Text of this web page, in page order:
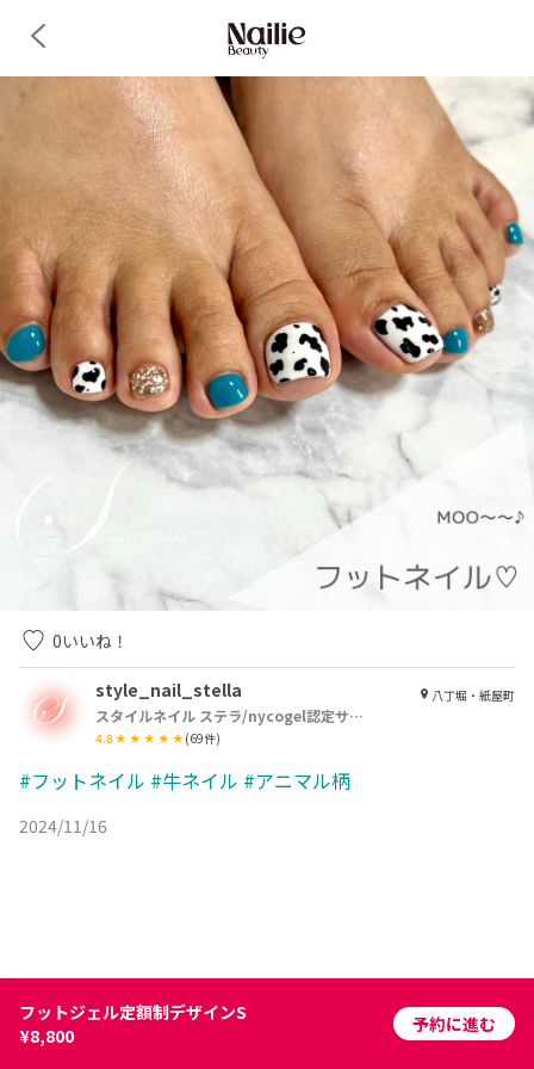
0いいね！
style_nail_stella
スタイルネイル ステラ/nycogel認定サロン
4.8 (69件)
八丁堀・紙屋町
#フットネイル #牛ネイル #アニマル柄
2024/11/16
フットジェル定額制デザインS
¥8,800
予約に進む